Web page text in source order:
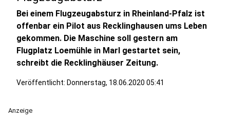
Bei einem Flugzeugabsturz in Rheinland-Pfalz ist
offenbar ein Pilot aus Recklinghausen ums Leben
gekommen. Die Maschine soll gestern am
Flugplatz Loemühle in Marl gestartet sein,
schreibt die Recklinghäuser Zeitung.
Veröffentlicht: Donnerstag, 18.06.2020 05:41
Anzeige